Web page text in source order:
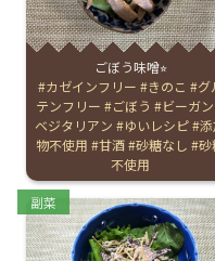
ごぼう味噌⭐︎
Tags:
カゼインフリー きのこ
グ
テンフリー
ごぼう
ビーガン
ベジタリアン
ゆいレシピ
物不使用
甘酒 砂糖なし
砂
不使用
Categories:
副菜